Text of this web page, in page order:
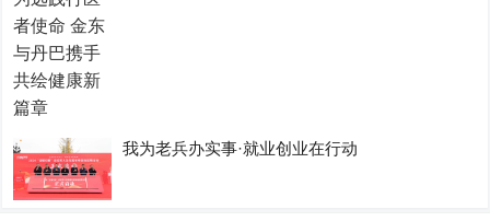
我为老兵办实事·就业创业在行动